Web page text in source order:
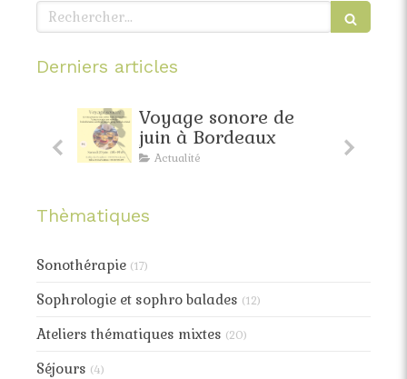
Rechercher
Derniers articles
Voyage sonore de
juin à Bordeaux
Actualité
Thèmatiques
Sonothérapie (17)
Sophrologie et sophro balades (12)
Ateliers thématiques mixtes (20)
Séjours (4)